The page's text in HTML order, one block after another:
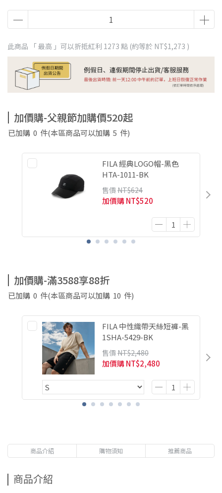
此商品 「 最高 」可以折抵紅利 1273 點 (約等於 NT$1,273 )
加價購-父親節加購價520起
已加購 0 件(本區商品可以加購 5 件)
FILA 經典LOGO帽-黑色
HTA-1011-BK
售價 NT$624
加價購NT$520
加價購-滿3588享88折
已加購 0 件(本區商品可以加購 10 件)
FILA 中性織帶天絲短褲-黑
1SHA-5429-BK
售價 NT$2,480
加價購NT$2,480
商品介紹 購物須知 推薦商品
商品介紹